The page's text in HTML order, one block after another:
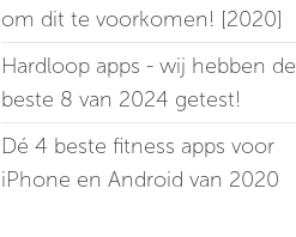
om dit te voorkomen! [2020]
Hardloop apps - wij hebben de
beste 8 van 2024 getest!
Dé 4 beste fitness apps voor
iPhone en Android van 2020